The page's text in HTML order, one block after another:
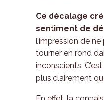
Ce décalage
sentiment de
l’impression de
tourner en rond
inconscients.
plus clairement